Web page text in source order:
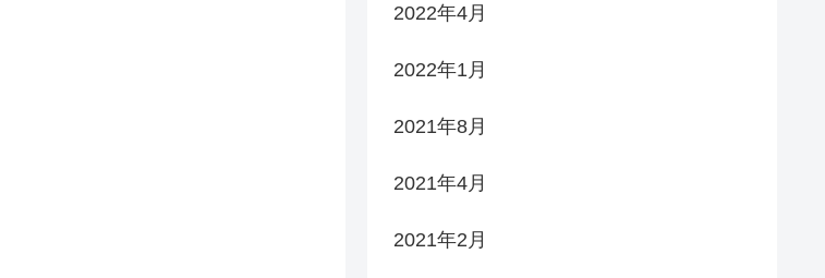
2022年4月
2022年1月
2021年8月
2021年4月
2021年2月